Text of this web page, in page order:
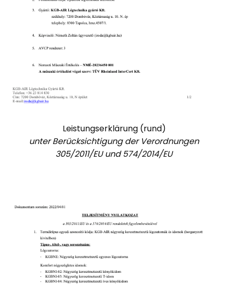
Leistungserklärung (rund)
unter Berücksichtigung der Verordnungen
305/2011/EU und 574/2014/EU